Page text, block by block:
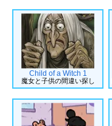
Child of a Witch 1
魔女と子供の間違い探し